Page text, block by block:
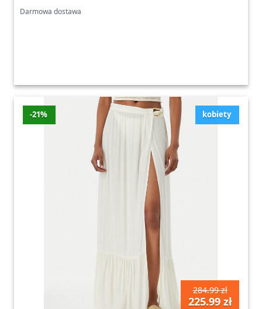
Darmowa dostawa
kobiety
-21%
284.99 zł
225.99 zł